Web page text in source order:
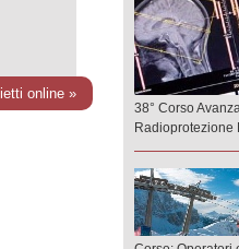
online »
38° Corso
Radioprotezione